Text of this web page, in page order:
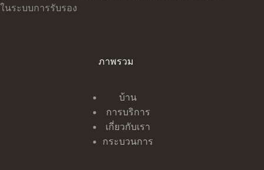
ในระบบการรับรอง
ภาพรวม
บ้าน
การบริการ
เกี่ยวกับเรา
กระบวนการ